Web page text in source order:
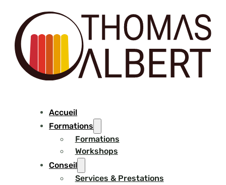
Accueil
Formations
Formations
Workshops
Conseil
Services & Prestations